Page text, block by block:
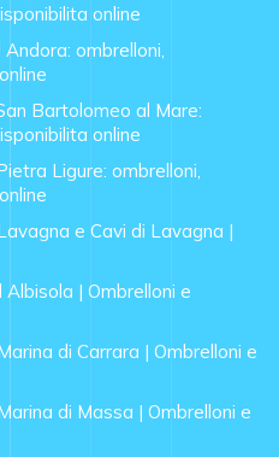
online
ombrelloni,
Bartolomeo al Mare:
online
Ligure: ombrelloni,
e Cavi di Lavagna |
| Ombrelloni e
di Carrara | Ombrelloni e
di Massa | Ombrelloni e